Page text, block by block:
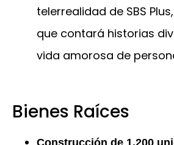
telerrealidad de SBS Plus,
que contará historias
vida amorosa de
Bienes Raíces